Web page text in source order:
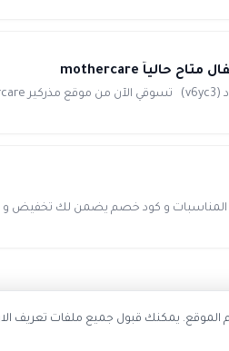
المناسبات و كود خصم يضمن لك تخفيض و
احصل على أحدث كوبونات الخصم
يمكنك قبول جميع ملفات تعريف